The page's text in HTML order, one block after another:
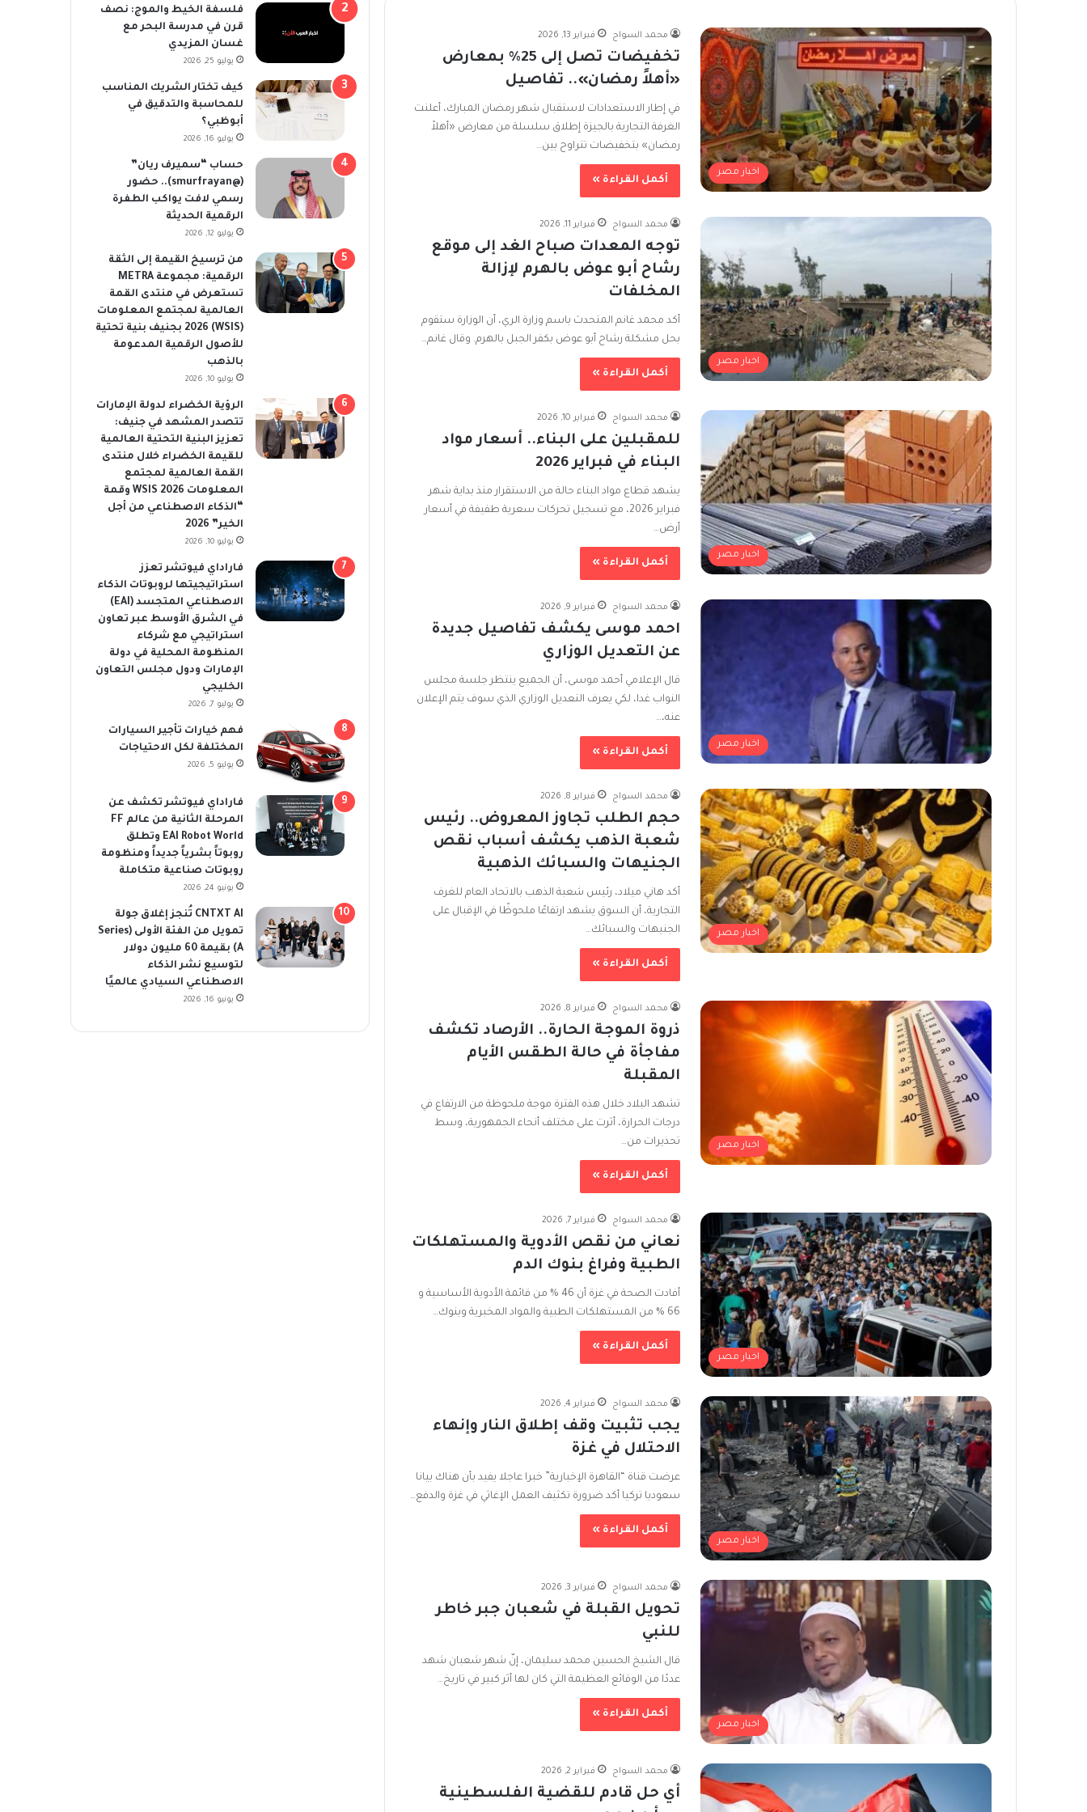
اخبار مصر
محمد السواح فبراير 13, 2026
تخفيضات تصل إلى 25% بمعارض
«أهلاً رمضان».. تفاصيل
في إطار الاستعدادات لاستقبال شهر رمضان المبارك، أعلنت
الغرفة التجارية بالجيزة إطلاق سلسلة من معارض «أهلاً
رمضان» بتخفيضات تتراوح بين…
أكمل القراءة »
اخبار مصر
محمد السواح فبراير 11, 2026
توجه المعدات صباح الغد إلى موقع
رشاح أبو عوض بالهرم لإزالة
المخلفات
أكد محمد غانم المتحدث باسم وزارة الري، أن الوزارة ستقوم
بحل مشكلة رشاح أبو عوض بكفر الجبل بالهرم. وقال غانم…
أكمل القراءة »
اخبار مصر
محمد السواح فبراير 10, 2026
للمقبلين على البناء.. أسعار مواد
البناء في فبراير 2026
يشهد قطاع مواد البناء حالة من الاستقرار منذ بداية شهر
فبراير 2026، مع تسجيل تحركات سعرية طفيفة في أسعار
أرض…
أكمل القراءة »
اخبار مصر
محمد السواح فبراير 9, 2026
احمد موسى يكشف تفاصيل جديدة
عن التعديل الوزاري
قال الإعلامي أحمد موسى، أن الجميع ينتظر جلسة مجلس
النواب غدا، لكي يعرف التعديل الوزاري الذي سوف يتم الإعلان
عنه،…
أكمل القراءة »
اخبار مصر
محمد السواح فبراير 8, 2026
حجم الطلب تجاوز المعروض.. رئيس
شعبة الذهب يكشف أسباب نقص
الجنيهات والسبائك الذهبية
أكد هاني ميلاد، رئيس شعبة الذهب بالاتحاد العام للغرف
التجارية، أن السوق يشهد ارتفاعًا ملحوظًا في الإقبال على
الجنيهات والسبائك…
أكمل القراءة »
اخبار مصر
محمد السواح فبراير 8, 2026
ذروة الموجة الحارة.. الأرصاد تكشف
مفاجأة في حالة الطقس الأيام
المقبلة
تشهد البلاد خلال هذه الفترة موجة ملحوظة من الارتفاع في
درجات الحرارة، أثرت على مختلف أنحاء الجمهورية، وسط
تحذيرات من…
أكمل القراءة »
اخبار مصر
محمد السواح فبراير 7, 2026
نعاني من نقص الأدوية والمستهلكات
الطبية وفراغ بنوك الدم
أفادت الصحة في غزة أن 46 % من قائمة الأدوية الأساسية و
66 % من المستهلكات الطبية والمواد المخبرية وبنوك…
أكمل القراءة »
اخبار مصر
محمد السواح فبراير 4, 2026
يجب تثبيت وقف إطلاق النار وإنهاء
الاحتلال في غزة
عرضت قناة “القاهرة الإخبارية” خبرا عاجلا يفيد بأن هناك بيانا
سعوديا تركيا أكد ضرورة تكثيف العمل الإغاثي في غزة والدفع…
أكمل القراءة »
اخبار مصر
محمد السواح فبراير 3, 2026
تحويل القبلة في شعبان جبر خاطر
للنبي
قال الشيخ الحسين محمد سليمان، إنّ شهر شعبان شهد
عددًا من الوقائع العظيمة التي كان لها أثر كبير في تاريخ…
أكمل القراءة »
محمد السواح فبراير 2, 2026
أي حل قادم للقضية الفلسطينية
فلسفة الخيط والموج: نصف
قرن في مدرسة البحر مع
غسان المزيدي
يوليو 25, 2026
كيف تختار الشريك المناسب
للمحاسبة والتدقيق في
أبوظبي؟
يوليو 16, 2026
حساب “سميرف ريان”
(@smurfrayan).. حضور
رسمي لافت يواكب الطفرة
الرقمية الحديثة
يوليو 12, 2026
من ترسيخ القيمة إلى الثقة
الرقمية: مجموعة METRA
تستعرض في منتدى القمة
العالمية لمجتمع المعلومات
(WSIS) 2026 بجنيف بنية تحتية
للأصول الرقمية المدعومة
بالذهب
يوليو 10, 2026
الرؤية الخضراء لدولة الإمارات
تتصدر المشهد في جنيف:
تعزيز البنية التحتية العالمية
للقيمة الخضراء خلال منتدى
القمة العالمية لمجتمع
المعلومات WSIS 2026 وقمة
“الذكاء الاصطناعي من أجل
الخير” 2026
يوليو 10, 2026
فاراداي فيوتشر تعزز
استراتيجيتها لروبوتات الذكاء
الاصطناعي المتجسد (EAI)
في الشرق الأوسط عبر تعاون
استراتيجي مع شركاء
المنظومة المحلية في دولة
الإمارات ودول مجلس التعاون
الخليجي
يوليو 7, 2026
فهم خيارات تأجير السيارات
المختلفة لكل الاحتياجات
يوليو 5, 2026
فاراداي فيوتشر تكشف عن
المرحلة الثانية من عالم FF
EAI Robot World وتطلق
روبوتاً بشرياً جديداً ومنظومة
روبوتات صناعية متكاملة
يونيو 24, 2026
CNTXT AI تُنجز إغلاق جولة
تمويل من الفئة الأولى (Series
A) بقيمة 60 مليون دولار
لتوسيع نشر الذكاء
الاصطناعي السيادي عالميًا
يونيو 16, 2026